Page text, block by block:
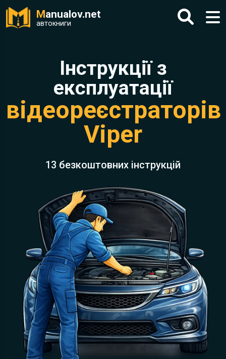
Manualov.net
автокниги
Інструкції з
експлуатації
відеореєстраторів
Viper
13 безкоштовних інструкцій